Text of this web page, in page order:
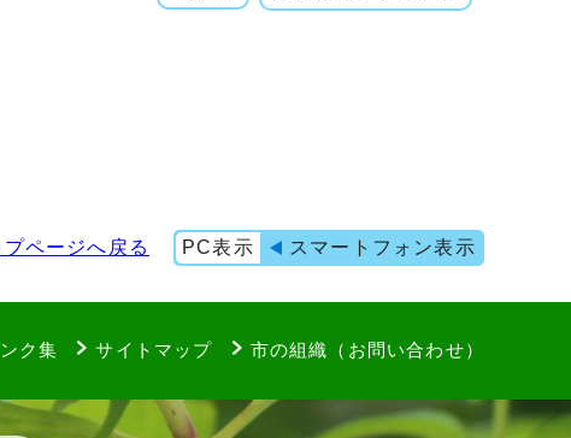
プページへ戻る PC表示 スマートフォン表示
ク集 サイトマップ 市の組織（お問い合わせ）